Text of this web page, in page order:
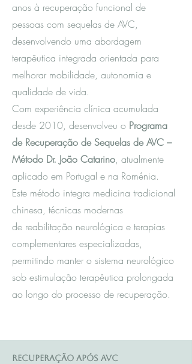
anos à recuperação funcional de
pessoas com sequelas de AVC,
desenvolvendo uma abordagem
terapêutica integrada orientada para
melhorar mobilidade, autonomia e
qualidade de vida.
Com experiência clínica acumulada
desde 2010, desenvolveu o Programa
de Recuperação de Sequelas de AVC –
Método Dr. João Catarino, atualmente
aplicado em Portugal e na Roménia.
Este método integra medicina tradicional
chinesa, técnicas modernas
de reabilitação neurológica e terapias
complementares especializadas,
permitindo manter o sistema neurológico
sob estimulação terapêutica prolongada
ao longo do processo de recuperação.
Recuperação após AVC